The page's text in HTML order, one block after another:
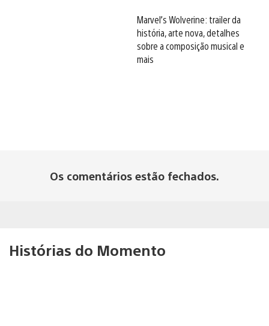
Marvel’s Wolverine: trailer da
história, arte nova, detalhes
sobre a composição musical e
mais
Os comentários estão fechados.
Histórias do Momento